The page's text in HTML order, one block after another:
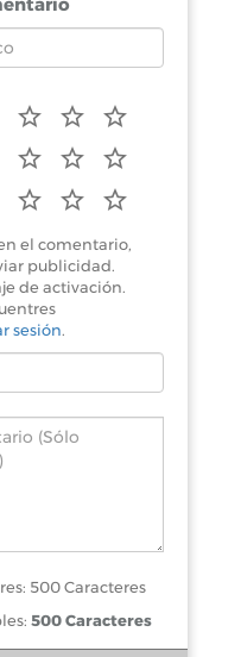
el comentario,
publicidad.
de activación.
sesión.
500 Caracteres
500 Caracteres